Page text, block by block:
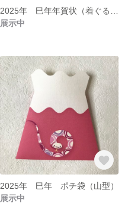
展示中
2025年 巳年 ポチ袋（山型）
展示中